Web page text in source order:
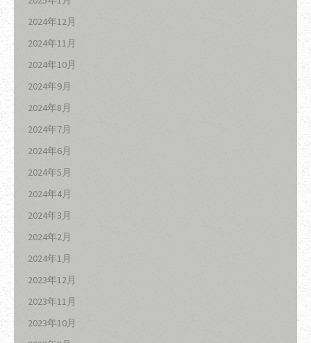
2024年12月
2024年11月
2024年10月
2024年9月
2024年8月
2024年7月
2024年6月
2024年5月
2024年4月
2024年3月
2024年2月
2024年1月
2023年12月
2023年11月
2023年10月